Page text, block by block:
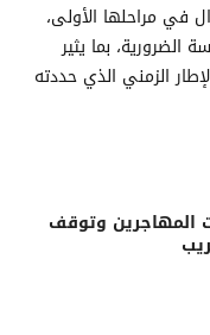
في مراحلها الأولى،
الضرورية، بما يثير
الزمني الذي حددته
المهاجرين وتوقف